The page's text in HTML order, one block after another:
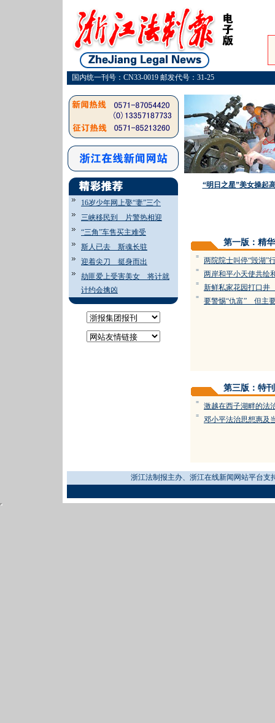
国内统一刊号：CN33-0019 邮发代号：31-25
16岁少年网上娶“妻”三个
三峡移民到 片警热相迎
“三角”车售买主难受
斯人已去 斯魂长驻
迎着尖刀 挺身而出
劫匪爱上受害美女 将计就
计约会擒凶
“明日之星”美女操起
第一版：精
= 两院院士叫停“毁湖”
= 两岸和平小天使共绘
= 新鲜私家花园打口
= 要警惕“仇富” 但主
第三版：特刊
= 激越在西子湖畔的法
= 邓小平法治思想惠及
浙江法制报主办、浙江在线新闻网站平台